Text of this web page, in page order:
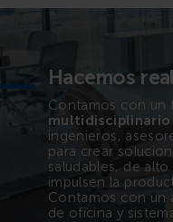
Hacemos
Contamos con
multidisciplinario
ingenieros,
para crear
saludables, de
impulsen la
Contamos con un
de oficina y